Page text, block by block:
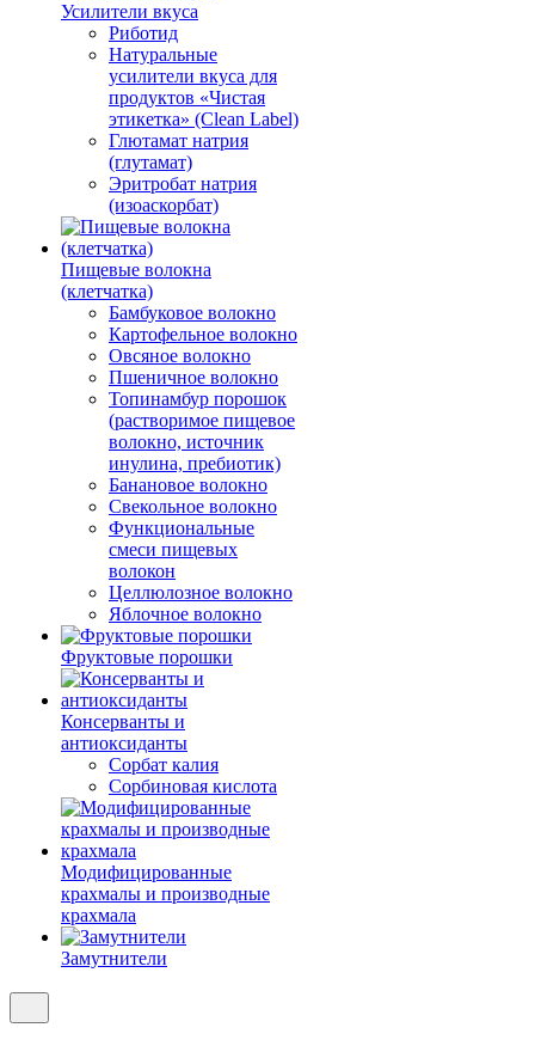
Усилители вкуса
Риботид
Натуральные
усилители вкуса для
продуктов «Чистая
этикетка» (Clean Label)
Глютамат натрия
(глутамат)
Эритробат натрия
(изоаскорбат)
Пищевые волокна
(клетчатка)
Бамбуковое волокно
Картофельное волокно
Овсяное волокно
Пшеничное волокно
Топинамбур порошок
(растворимое пищевое
волокно, источник
инулина, пребиотик)
Банановое волокно
Свекольное волокно
Функциональные
смеси пищевых
волокон
Целлюлозное волокно
Яблочное волокно
Фруктовые порошки
Консерванты и
антиоксиданты
Сорбат калия
Сорбиновая кислота
Модифицированные
крахмалы и производные
крахмала
Замутнители